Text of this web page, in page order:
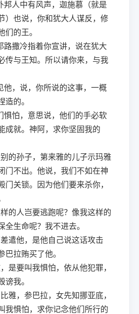
邦人中有风声，迦施慕（就是
）也说，你和犹大人谋反，修
们的王。
路撒冷指着你宣讲，说在犹大
传与王知。所以请你来，与我
他，说，你所说的这事，一概
造的。
惧怕，意思说，他们的手必软
成就。神阿，求你坚固我的
的孙子，第来雅的儿子示玛雅
门不出。他说，我们不如在神
门关锁。因为他们要来杀你，
的人岂要逃跑呢？像我这样的
全生命呢？我不进去。
遣他，是他自己说这话攻击
巴拉贿买了他。
是要叫我惧怕，依从他犯罪，
谤我。
雅，参巴拉，女先知挪亚底，
我惧怕，求你记念他们所行的